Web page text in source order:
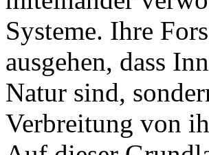
Systeme. Ihre
ausgehen, dass
Natur sind,
Verbreitung von